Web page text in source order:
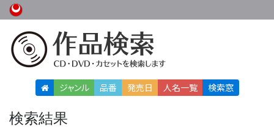
ジャンル 品番 発売日 人名一覧 検索窓
検索結果